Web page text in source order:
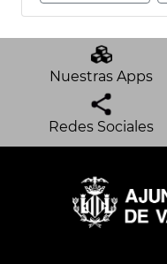
Nuestras Apps
Redes Sociales